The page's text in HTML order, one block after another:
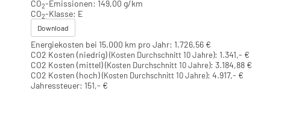
CO2-Emissionen: 149,00 g/km
CO2-Klasse: E
Download
Energiekosten bei 15.000 km pro Jahr: 1.726,56 €
CO2 Kosten (niedrig)(Kosten Durchschnitt 10 Jahre): 1.341,- €
CO2 Kosten (mittel)(Kosten Durchschnitt 10 Jahre): 3.184,88 €
CO2 Kosten (hoch)(Kosten Durchschnitt 10 Jahre): 4.917,- €
Jahressteuer: 151,- €